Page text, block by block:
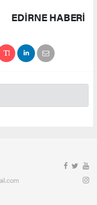
EDIRNE HABERİ